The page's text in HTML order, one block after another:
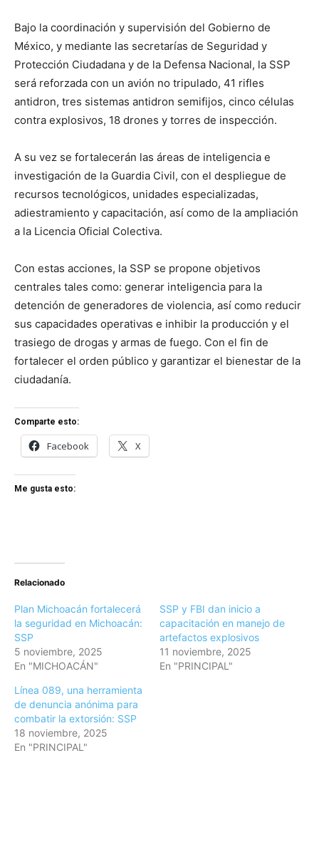
Bajo la coordinación y supervisión del Gobierno de
México, y mediante las secretarías de Seguridad y
Protección Ciudadana y de la Defensa Nacional, la SSP
será reforzada con un avión no tripulado, 41 rifles
antidron, tres sistemas antidron semifijos, cinco células
contra explosivos, 18 drones y torres de inspección.
A su vez se fortalecerán las áreas de inteligencia e
investigación de la Guardia Civil, con el despliegue de
recursos tecnológicos, unidades especializadas,
adiestramiento y capacitación, así como de la ampliación
a la Licencia Oficial Colectiva.
Con estas acciones, la SSP se propone objetivos
centrales tales como: generar inteligencia para la
detención de generadores de violencia, así como reducir
sus capacidades operativas e inhibir la producción y el
trasiego de drogas y armas de fuego. Con el fin de
fortalecer el orden público y garantizar el bienestar de la
ciudadanía.
Comparte esto:
Facebook X
Me gusta esto:
Relacionado
Plan Michoacán fortalecerá
la seguridad en Michoacán:
SSP
5 noviembre, 2025
En "MICHOACÁN"
SSP y FBI dan inicio a
capacitación en manejo de
artefactos explosivos
11 noviembre, 2025
En "PRINCIPAL"
Línea 089, una herramienta
de denuncia anónima para
combatir la extorsión: SSP
18 noviembre, 2025
En "PRINCIPAL"